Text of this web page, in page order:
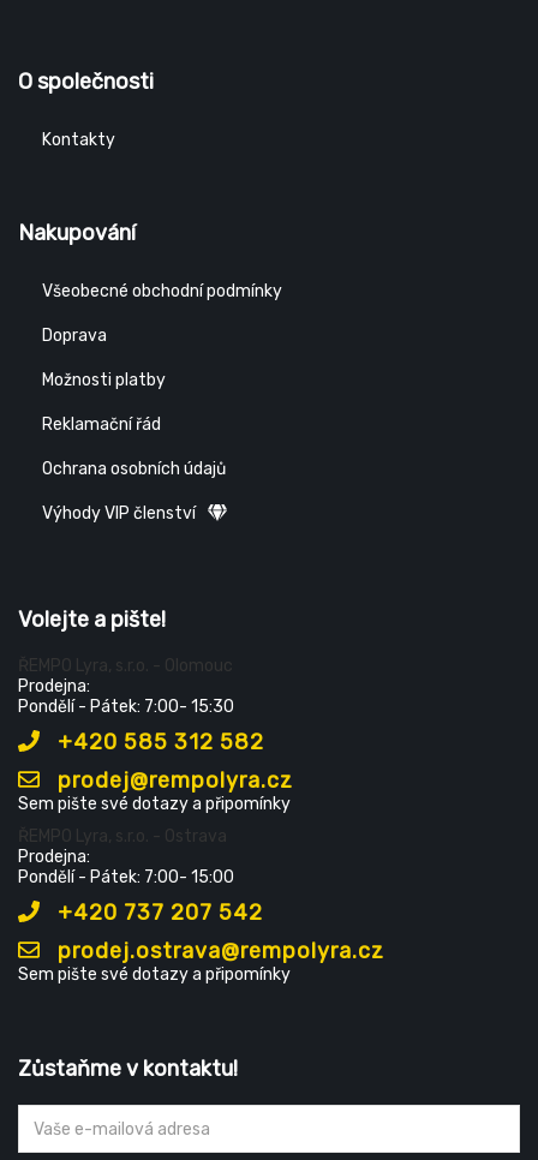
O společnosti
Kontakty
Nakupování
Všeobecné obchodní podmínky
Doprava
Možnosti platby
Reklamační řád
Ochrana osobních údajů
Výhody VIP členství
Volejte a pište!
ŘEMPO Lyra, s.r.o. - Olomouc
Prodejna:
Pondělí - Pátek: 7:00- 15:30
+420 585 312 582
prodej@rempolyra.cz
Sem pište své dotazy a připomínky
ŘEMPO Lyra, s.r.o. - Ostrava
Prodejna:
Pondělí - Pátek: 7:00- 15:00
+420 737 207 542
prodej.ostrava@rempolyra.cz
Sem pište své dotazy a připomínky
Zůstaňme v kontaktu!